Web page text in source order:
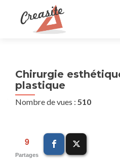
Chirurgie
plastique
Nombre de vues : 510
9
Partages